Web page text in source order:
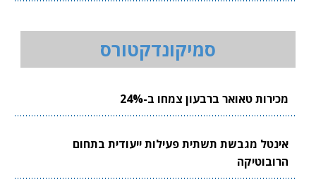
סמיקונדקטורס
מכירות טאואר ברבעון צמחו ב-24%
אינטל מגבשת תשתית פעילות ייעודית בתחום
הרובוטיקה